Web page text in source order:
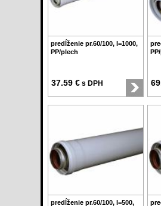
predĺženie pr.60/100, l=1000,
PP/plech
37.59 € s DPH
predĺženie pr.60/100, l=500,